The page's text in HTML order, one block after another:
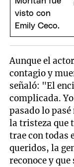
Aunque el
contagio y
señaló: "El
complicada.
pasado lo pasé
la tristeza que
trae con todas
queridos, la
reconoce y